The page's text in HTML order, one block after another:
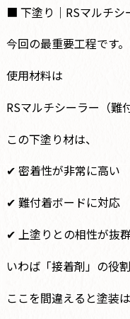
■ 下塗り｜RSマルチシ
今回の最重要工程です。
使用材料は
RSマルチシーラー（難
この下塗り材は、
✔ 密着性が非常に高い
✔ 難付着ボードに対応
✔ 上塗りとの相性が抜
いわば「接着剤」の役
ここを間違えると塗装